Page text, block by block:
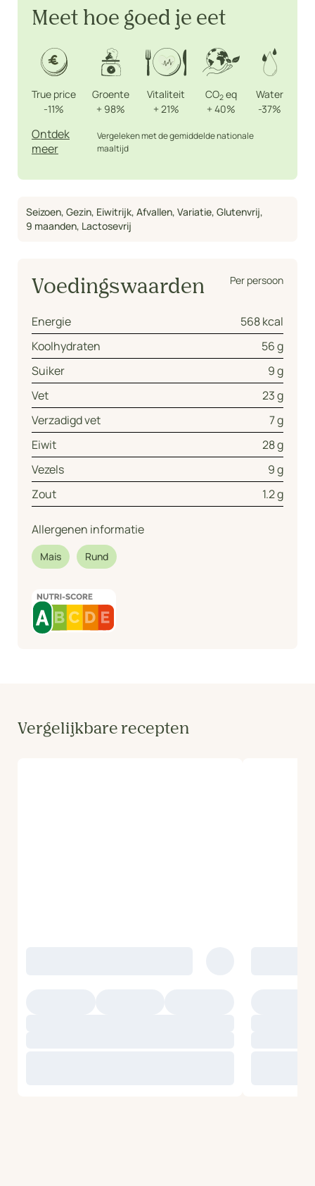
Meet hoe goed je eet
True price
-11%
Groente
+ 98%
Vitaliteit
+ 21%
CO2 eq
+ 40%
Water
-37%
Ontdek
meer
Vergeleken met de gemiddelde nationale
maaltijd
Seizoen, Gezin, Eiwitrijk, Afvallen, Variatie, Glutenvrij,
9 maanden, Lactosevrij
Voedingswaarden Per persoon
Energie
568 kcal
Koolhydraten
56 g
Suiker
9 g
Vet
23 g
Verzadigd vet
7 g
Eiwit
28 g
Vezels
9 g
Zout
1.2 g
Allergenen informatie
Mais Rund
Vergelijkbare recepten